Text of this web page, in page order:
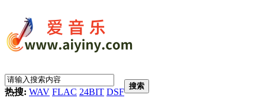
热搜: WAV FLAC 24BIT DSF
搜索